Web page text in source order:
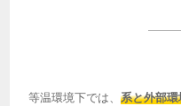
等温環境下では、系と外部